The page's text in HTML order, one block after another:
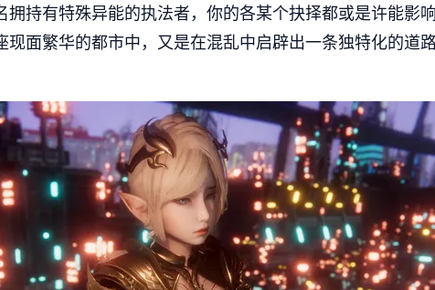
持有特殊异能的执法者，你的各某个抉择都或是许能影
面繁华的都市中，又是在混乱中启辟出一条独特化的道